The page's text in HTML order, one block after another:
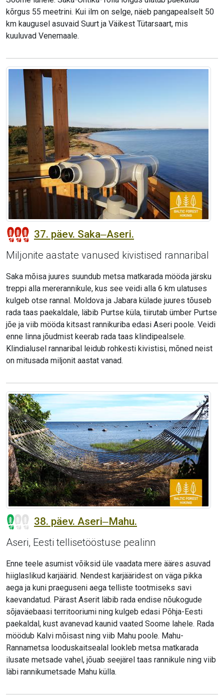
kõrgus 55 meetrini. Kui ilm on selge, näeb pangapealselt 50
km kaugusel asuvaid Suurt ja Väikest Tütarsaart, mis
kuuluvad Venemaale.
37. päev. Saka‒Aseri.
Miljonite aastate vanused kivistised rannaribal
Saka mõisa juures suundub metsa matkarada mööda järsku
treppi alla mererannikule, kus see veidi alla 6 km ulatuses
kulgeb otse rannal. Moldova ja Jabara külade juures tõuseb
rada taas paekaldale, läbib Purtse küla, tiirutab ümber Purtse
jõe ja viib mööda kitsast rannikuriba edasi Aseri poole. Veidi
enne linna jõudmist keerab rada taas klindipealsele.
Klindialusel rannaribal leidub rohkesti kivistisi, mõned neist
on mitusada miljonit aastat vanad.
38. päev. Aseri‒Mahu.
Aseri, Eesti tellisetööstuse pealinn
Enne teele asumist võiksid üle vaadata mere ääres asuvad
hiiglaslikud karjäärid. Nendest karjääridest on väga pikka
aega ja kuni praeguseni aega telliste tootmiseks savi
kaevandatud. Pärast Aserit läbib rada endise nõukogude
sõjaväebaasi territooriumi ning kulgeb edasi Põhja-Eesti
paekaldal, kust avanevad kaunid vaated Soome lahele. Rada
möödub Kalvi mõisast ning viib Mahu poole. Mahu-
Rannametsa looduskaitsealal lookleb metsa matkarada
ilusate metsade vahel, jõuab seejärel taas rannikule ning viib
läbi rannikumetsade Mahu külla.